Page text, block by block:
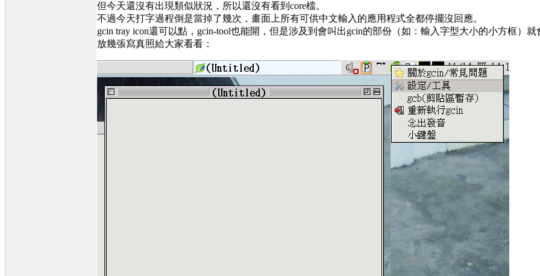
但今天還沒有出現類似狀況，所以還沒有看到core檔。
不過今天打字過程倒是當掉了幾次，畫面上所有可供中文輸入的應用程式全都停擺沒回應。
gcin tray icon還可以點，gcin-tool也能開，但是涉及到會叫出gcin的部份（如：輸入字型大小的小方框）就
放幾張寫真照給大家看看：